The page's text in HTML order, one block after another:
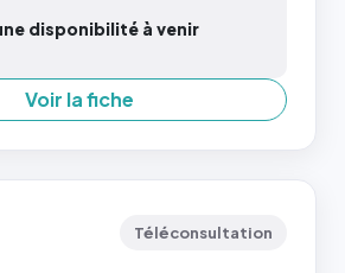
disponibilité à venir
Voir la fiche
Téléconsultation